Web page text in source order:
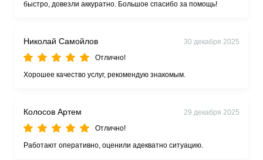
быстро, довезли аккуратно. Большое спасибо за помощь!
Николай Самойлов
30 декабря 2025
Отлично!
Хорошее качество услуг, рекомендую знакомым.
Колосов Артем
29 декабря 2025
Отлично!
Работают оперативно, оценили адекватно ситуацию.